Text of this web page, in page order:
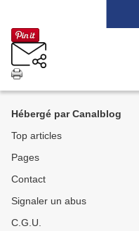
Hébergé par Canalblog
Top articles
Pages
Contact
Signaler un abus
C.G.U.